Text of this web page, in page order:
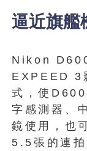
逼近旗艦
Nikon
EXPEED 3
式，使
字感測器、
鏡使用，也
5.5張的連